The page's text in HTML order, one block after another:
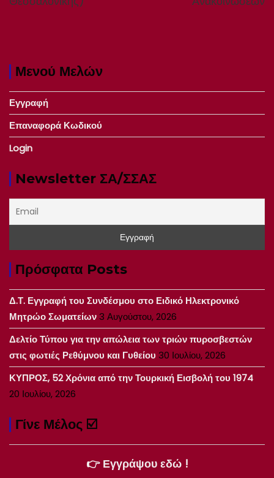
Μενού Μελών
Εγγραφή
Επαναφορά Κωδικού
Login
Newsletter ΣΑ/ΣΣΑΣ
Πρόσφατα Posts
Δ.Τ. Εγγραφή του Συνδέσμου στο Ειδικό Ηλεκτρονικό
Μητρώο Σωματείων3 Αυγούστου, 2026
Δελτίο Τύπου για την απώλεια των τριών πυροσβεστών
στις φωτιές Ρεθύμνου και Γυθείου 30 Ιουλίου, 2026
ΚΥΠΡΟΣ, 52 Χρόνια από την Τουρκική Εισβολή του 1974
20 Ιουλίου, 2026
Γίνε Μέλος ☑️
👉 Εγγράψου εδώ !